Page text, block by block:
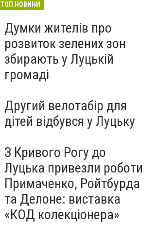
ТОП НОВИНИ
Думки жителів про
розвиток зелених зон
збирають у Луцькій
громаді
Другий велотабір для
дітей відбувся у Луцьку
З Кривого Рогу до
Луцька привезли роботи
Примаченко, Ройтбурда
та Делоне: виставка
«КОД колекціонера»